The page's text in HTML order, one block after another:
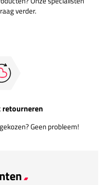
verder.
retourneren
Geen probleem!